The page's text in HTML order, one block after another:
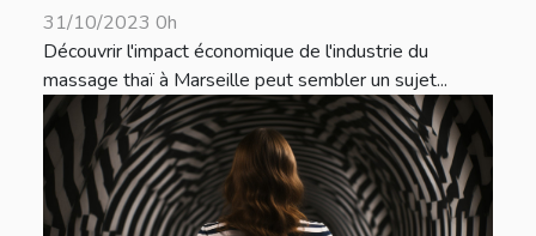
31/10/2023 0h
Découvrir l'impact économique de l'industrie du
massage thaï à Marseille peut sembler un sujet...